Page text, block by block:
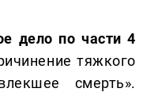
дело по части 4
тяжкого
смерть».